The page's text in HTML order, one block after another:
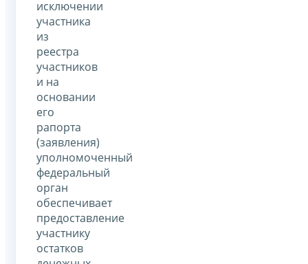
исключении
участника
из
реестра
участников
и на
основании
его
рапорта
(заявления)
уполномоченный
федеральный
орган
обеспечивает
предоставление
участнику
остатков